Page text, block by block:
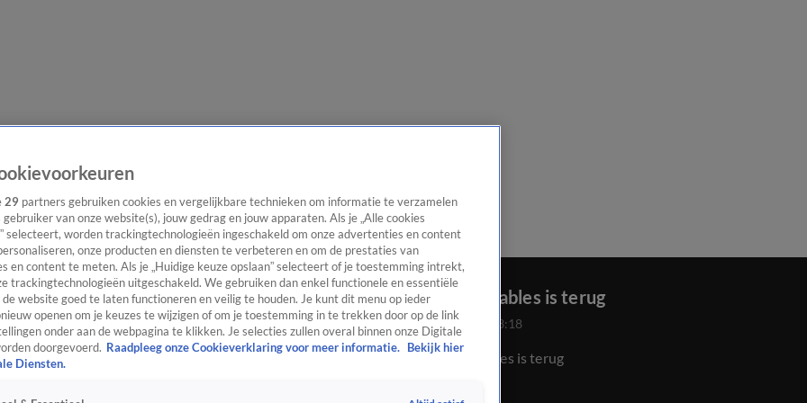
Les Misérables is terug
5 mrt 2023, 23:18
Les Misérables is terug
29 partners gebruiken cookies en vergelijkbare technieken om informatie te verzamelen
gebruiker van onze website(s), jouw gedrag en jouw apparaten. Als je „Alle cookies
selecteert, worden trackingtechnologieën ingeschakeld om onze advertenties en content
onze producten en diensten te verbeteren en om de prestaties van
en content te meten. Als je „Huidige keuze opslaan” selecteert of je toestemming intrekt,
trackingtechnologieën uitgeschakeld. We gebruiken dan enkel functionele en essentiële
de website goed te laten functioneren en veilig te houden. Je kunt dit menu op ieder
openen om je keuzes te wijzigen of om je toestemming in te trekken door op de link
onder aan de webpagina te klikken. Je selecties zullen overal binnen onze Digitale
doorgevoerd. Raadpleeg onze Cookieverklaring voor meer informatie. Bekijk hier
Diensten.